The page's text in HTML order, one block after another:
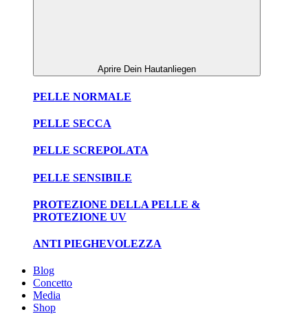
Aprire Dein Hautanliegen
PELLE NORMALE
PELLE SECCA
PELLE SCREPOLATA
PELLE SENSIBILE
PROTEZIONE DELLA PELLE &
PROTEZIONE UV
ANTI PIEGHEVOLEZZA
Blog
Concetto
Media
Shop